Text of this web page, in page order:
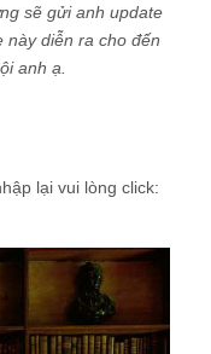
sẽ gửi anh update
này diễn ra cho đến
anh ạ.
lại vui lòng click: